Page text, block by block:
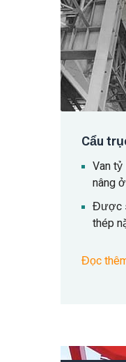
Cẩu
Van
nâng
Được
thép
Đọc